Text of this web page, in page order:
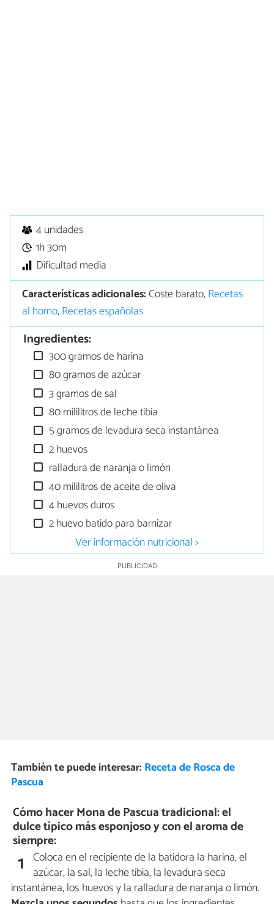
4 unidades
1h 30m
Dificultad media
Características adicionales:Coste barato,Recetas
al horno,Recetas españolas
Ingredientes:
300 gramos de harina
80 gramos de azúcar
3 gramos de sal
80 mililitros de leche tibia
5 gramos de levadura seca instantánea
2 huevos
ralladura de naranja o limón
40 mililitros de aceite de oliva
4 huevos duros
2 huevo batido para barnizar
Ver información nutricional >
También te puede interesar: Receta de Rosca de
Pascua
Cómo hacer Mona de Pascua tradicional: el
dulce típico más esponjoso y con el aroma de
siempre:
1 Coloca en el recipiente de la batidora la harina, el
azúcar, la sal, la leche tibia, la levadura seca
instantánea, los huevos y la ralladura de naranja o limón.